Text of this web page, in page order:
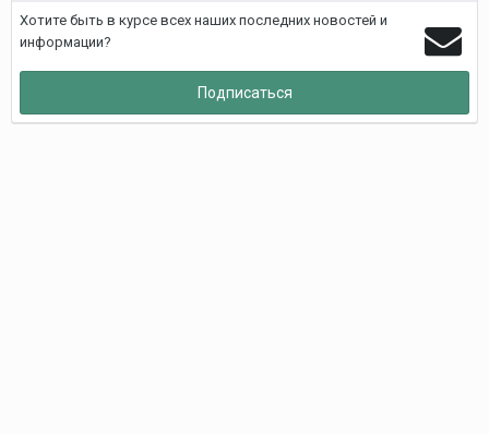
Хотите быть в курсе всех наших последних новостей и
информации?
Подписаться